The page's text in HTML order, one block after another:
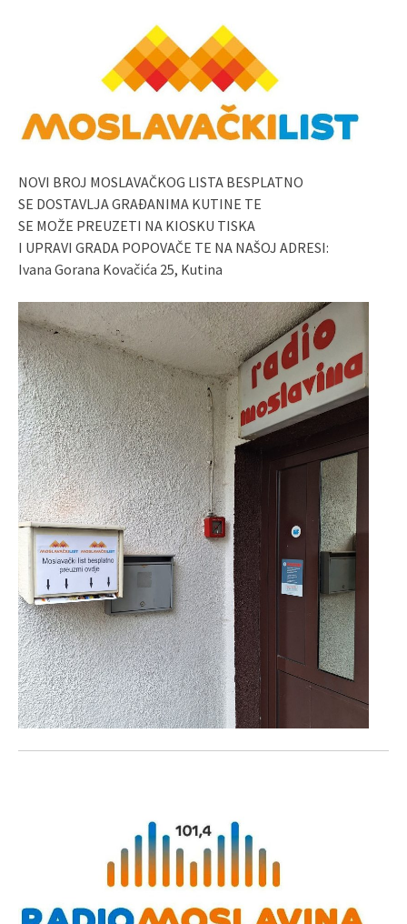
NOVI BROJ MOSLAVAČKOG LISTA BESPLATNO
SE DOSTAVLJA GRAĐANIMA KUTINE TE
SE MOŽE PREUZETI NA KIOSKU TISKA
I UPRAVI GRADA POPOVAČE TE NA NAŠOJ ADRESI:
Ivana Gorana Kovačića 25, Kutina